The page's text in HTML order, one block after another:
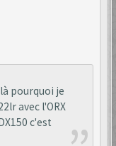
pourquoi je
avec l'ORX
c'est